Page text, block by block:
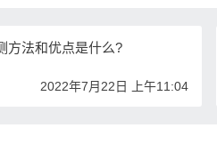
方法和优点是什么?
2022年7月22日 上午11:04